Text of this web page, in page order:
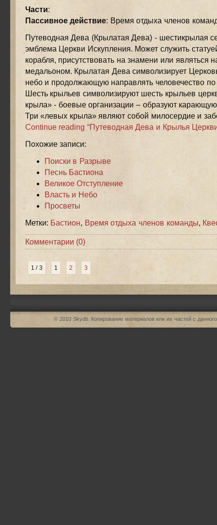
Части:
Пассивное действие: Время отдыха членов
Путеводная Дева (Крылатая Дева) - шестикрылая
эмблема Церкви Искупления. Может служить
корабля, присутствовать на знамени или являться
медальоном. Крылатая Дева символизирует
небо и продолжающую направлять человечество по
Шесть крыльев символизируют шесть крыльев
крыла» - боевые организации – образуют
Три «левых крыла» являют собой милосердие и
Continue reading “Путеводная Дева и Крылья
Похожие записи:
Поиски в Разрыве
Песнь Бастиона
Великое Отступление
Власть и Небо
Просветы
Метки: Бастион, Время отдыха членов команды,
Комментарии (0)
1 / 3 1 2 3
© 2010 Skydb. Копирование материалов или их частей с